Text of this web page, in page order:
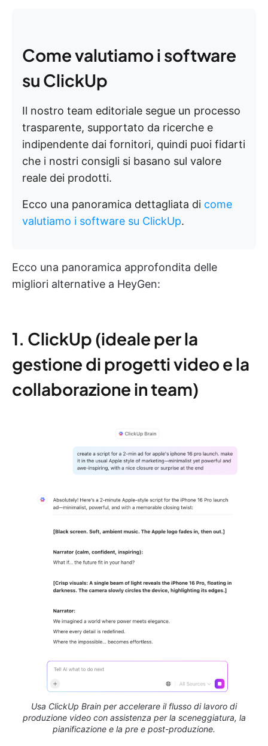
Come valutiamo i software
su ClickUp
Il nostro team editoriale segue un processo
trasparente, supportato da ricerche e
indipendente dai fornitori, quindi puoi fidarti
che i nostri consigli si basano sul valore
reale dei prodotti.
Ecco una panoramica dettagliata di come
valutiamo i software su ClickUp.
Ecco una panoramica approfondita delle
migliori alternative a HeyGen:
1. ClickUp (ideale per la
gestione di progetti video e la
collaborazione in team)
Usa ClickUp Brain per accelerare il flusso di lavoro di
produzione video con assistenza per la sceneggiatura, la
pianificazione e la pre e post-produzione.